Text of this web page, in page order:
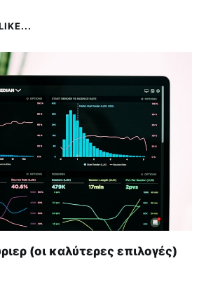
(οι καλύτερες επιλογές)